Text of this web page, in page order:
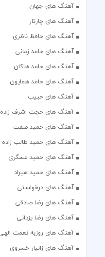
آهنگ های جهان
آهنگ های چارتار
آهنگ های حافظ ناظری
آهنگ های حامد زمانی
آهنگ های حامد هاکان
آهنگ های حامد همایون
آهنگ های حبیب
آهنگ های حجت اشرف زاده
آهنگ های حمید صفت
آهنگ های حمید طالب زاده
آهنگ های حمید عسگری
آهنگ های حمید هیراد
آهنگ های درخواستی
آهنگ های رضا صادقی
آهنگ های رضا یزدانی
آهنگ های روزبه نعمت
آهنگ های زانیار خسروی